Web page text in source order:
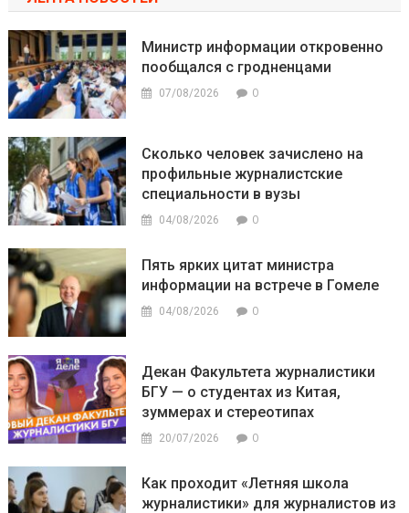
Министр информации откровенно
пообщался с гродненцами
07/08/2026 0
Сколько человек зачислено на
профильные журналистские
специальности в вузы
04/08/2026 0
Пять ярких цитат министра
информации на встрече в Гомеле
04/08/2026 0
Декан Факультета журналистики
БГУ — о студентах из Китая,
зуммерах и стереотипах
20/07/2026 0
Как проходит «Летняя школа
журналистики» для журналистов из